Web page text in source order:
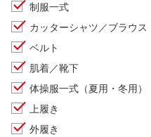
制服一式
カッターシャツ／ブラウス
ベルト
肌着／靴下
体操服一式（夏用・冬用）
上履き
外履き